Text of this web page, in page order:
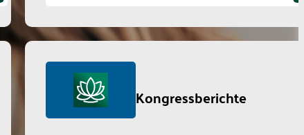
Kongressberichte